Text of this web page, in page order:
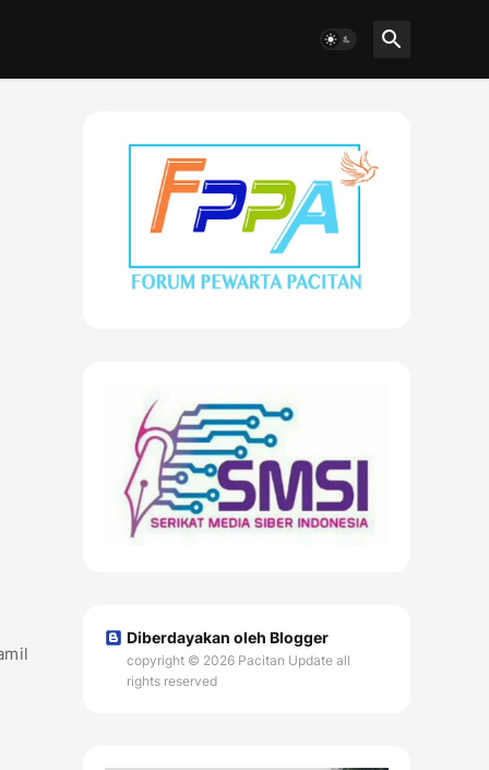
Diberdayakan oleh Blogger
copyright © 2026 Pacitan Update all
rights reserved